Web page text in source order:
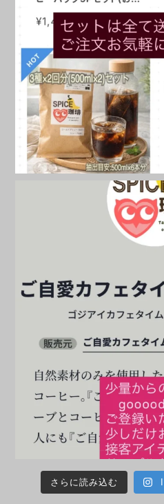
さらに読み込む